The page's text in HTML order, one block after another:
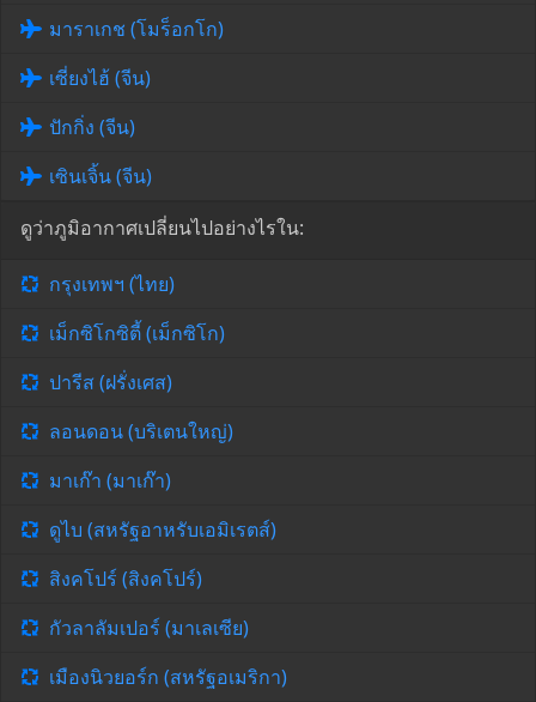
มาราเกช (โมร็อกโก)
เซี่ยงไฮ้ (จีน)
ปักกิ่ง (จีน)
เซินเจิ้น (จีน)
ดูว่าภูมิอากาศเปลี่ยนไปอย่างไรใน:
กรุงเทพฯ (ไทย)
เม็กซิโกซิตี้ (เม็กซิโก)
ปารีส (ฝรั่งเศส)
ลอนดอน (บริเตนใหญ่)
มาเก๊า (มาเก๊า)
ดูไบ (สหรัฐอาหรับเอมิเรตส์)
สิงคโปร์ (สิงคโปร์)
กัวลาลัมเปอร์ (มาเลเซีย)
เมืองนิวยอร์ก (สหรัฐอเมริกา)